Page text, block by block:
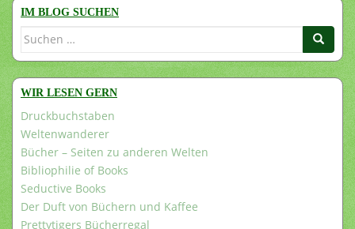
IM BLOG SUCHEN
Suchen
WIR LESEN GERN
Druckbuchstaben
Weltenwanderer
Bücher – Seiten zu anderen Welten
Bibliophilie of Books
Seductive Books
Der Duft von Büchern und Kaffee
Prettytigers Bücherregal